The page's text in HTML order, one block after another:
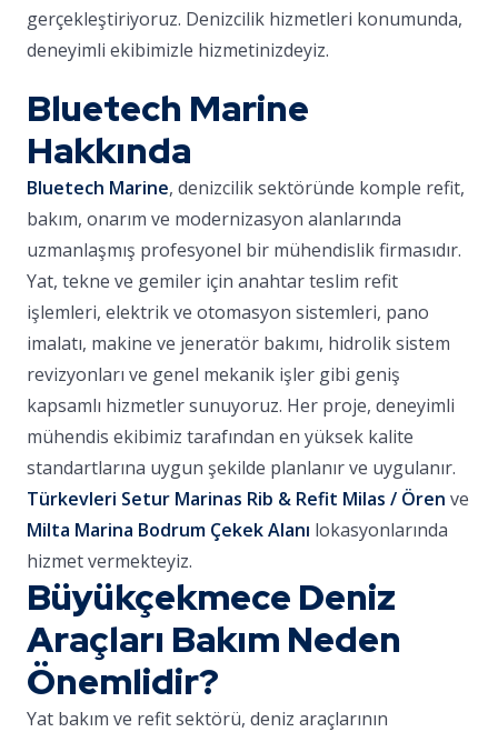
gerçekleştiriyoruz. Denizcilik hizmetleri konumunda,
deneyimli ekibimizle hizmetinizdeyiz.
Bluetech Marine
Hakkında
Bluetech Marine, denizcilik sektöründe komple refit,
bakım, onarım ve modernizasyon alanlarında
uzmanlaşmış profesyonel bir mühendislik firmasıdır.
Yat, tekne ve gemiler için anahtar teslim refit
işlemleri, elektrik ve otomasyon sistemleri, pano
imalatı, makine ve jeneratör bakımı, hidrolik sistem
revizyonları ve genel mekanik işler gibi geniş
kapsamlı hizmetler sunuyoruz. Her proje, deneyimli
mühendis ekibimiz tarafından en yüksek kalite
standartlarına uygun şekilde planlanır ve uygulanır.
Türkevleri Setur Marinas Rib & Refit Milas / Ören ve
Milta Marina Bodrum Çekek Alanı lokasyonlarında
hizmet vermekteyiz.
Büyükçekmece Deniz
Araçları Bakım Neden
Önemlidir?
Yat bakım ve refit sektörü, deniz araçlarının